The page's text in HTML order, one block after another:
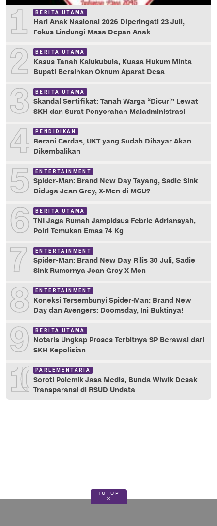
1 BERITA UTAMA
Hari Anak Nasional 2026 Diperingati 23 Juli,
Fokus Lindungi Masa Depan Anak
2 BERITA UTAMA
Kasus Tanah Kalukubula, Kuasa Hukum Minta
Bupati Bersihkan Oknum Aparat Desa
3 BERITA UTAMA
Skandal Sertifikat: Tanah Warga “Dicuri” Lewat
SKH dan Surat Penyerahan Maladministrasi
4 PENDIDIKAN
Berani Cerdas, UKT yang Sudah Dibayar Akan
Dikembalikan
5 ENTERTAINMENT
Spider-Man: Brand New Day Tayang, Sadie Sink
Diduga Jean Grey, X-Men di MCU?
6 BERITA UTAMA
TNI Jaga Rumah Jampidsus Febrie Adriansyah,
Polri Temukan Emas 74 Kg
7 ENTERTAINMENT
Spider-Man: Brand New Day Rilis 30 Juli, Sadie
Sink Rumornya Jean Grey X-Men
8 ENTERTAINMENT
Koneksi Tersembunyi Spider-Man: Brand New
Day dan Avengers: Doomsday, Ini Buktinya!
9 BERITA UTAMA
Notaris Ungkap Proses Terbitnya SP Berawal dari
SKH Kepolisian
10 PARLEMENTARIA
Soroti Polemik Jasa Medis, Bunda Wiwik Desak
Transparansi di RSUD Undata
TUTUP